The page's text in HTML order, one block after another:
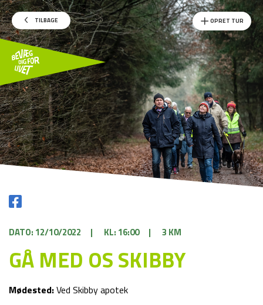
TILBAGE OPRET TUR
DATO: 12/10/2022 | KL: 16:00 | 3 KM
GÅ MED OS SKIBBY
Mødested:Ved Skibby apotek